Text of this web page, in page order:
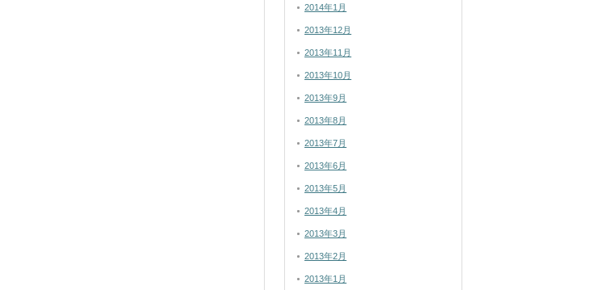
2014年1月
2013年12月
2013年11月
2013年10月
2013年9月
2013年8月
2013年7月
2013年6月
2013年5月
2013年4月
2013年3月
2013年2月
2013年1月